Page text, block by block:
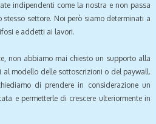
indipendenti come la nostra e non passa
settore. Noi però siamo determinati a
e addetti ai lavori.
non abbiamo mai chiesto un supporto alla
modello delle sottoscrizioni o del paywall.
di prendere in considerazione un
e permetterle di crescere ulteriormente in